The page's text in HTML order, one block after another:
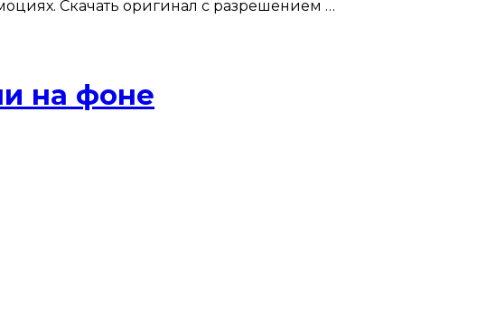
Скачать оригинал с разрешением …
на фоне